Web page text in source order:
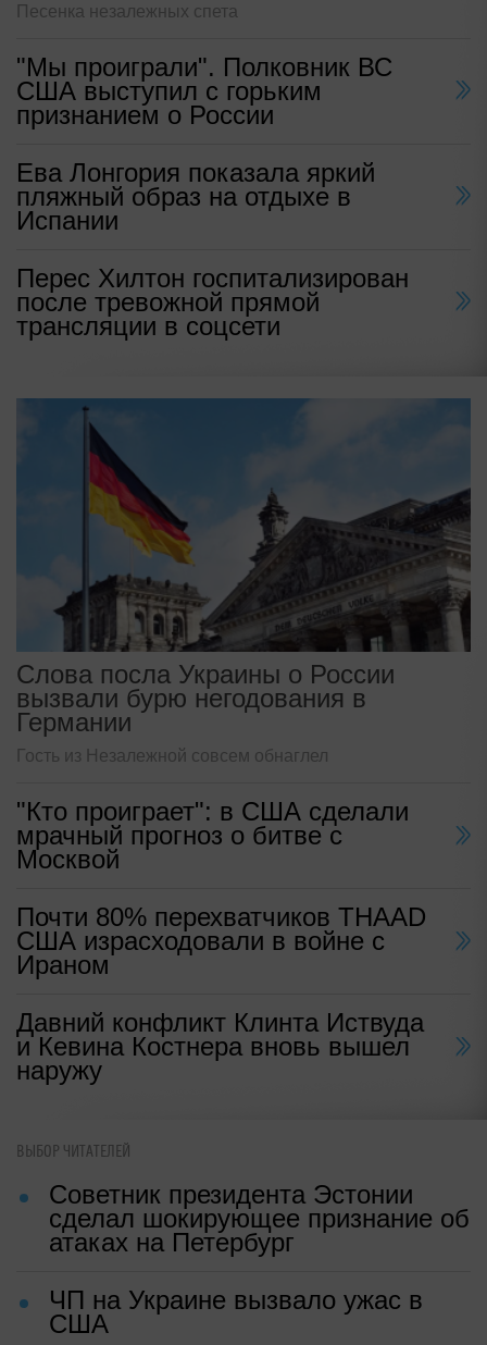
Песенка незалежных спета
"Мы проиграли". Полковник ВС
США выступил с горьким
признанием о России
Ева Лонгория показала яркий
пляжный образ на отдыхе в
Испании
Перес Хилтон госпитализирован
после тревожной прямой
трансляции в соцсети
Слова посла Украины о России
вызвали бурю негодования в
Германии
Гость из Незалежной совсем обнаглел
"Кто проиграет": в США сделали
мрачный прогноз о битве с
Москвой
Почти 80% перехватчиков THAAD
США израсходовали в войне с
Ираном
Давний конфликт Клинта Иствуда
и Кевина Костнера вновь вышел
наружу
ВЫБОР ЧИТАТЕЛЕЙ
Советник президента Эстонии
сделал шокирующее признание об
атаках на Петербург
ЧП на Украине вызвало ужас в
США